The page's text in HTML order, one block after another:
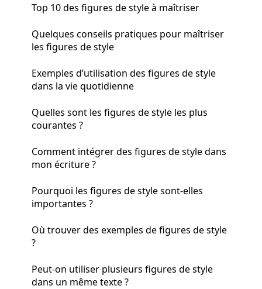
Top 10 des figures de style à maîtriser
Quelques conseils pratiques pour maîtriser
les figures de style
Exemples d’utilisation des figures de style
dans la vie quotidienne
Quelles sont les figures de style les plus
courantes ?
Comment intégrer des figures de style dans
mon écriture ?
Pourquoi les figures de style sont-elles
importantes ?
Où trouver des exemples de figures de style
?
Peut-on utiliser plusieurs figures de style
dans un même texte ?